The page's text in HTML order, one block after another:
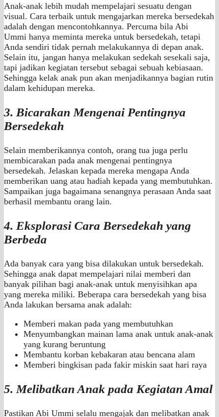
Anak-anak lebih mudah mempelajari sesuatu dengan
visual. Cara terbaik untuk mengajarkan mereka bersedekah
adalah dengan mencontohkannya. Percuma bila Abi
Ummi hanya meminta mereka untuk bersedekah, tetapi
Anda sendiri tidak pernah melakukannya di depan anak.
Selain itu, jangan hanya melakukan sedekah sesekali saja,
tapi jadikan kegiatan tersebut sebagai sebuah kebiasaan.
Sehingga kelak anak pun akan menjadikannya bagian rutin
dalam kehidupan mereka.
3. Bicarakan Mengenai Pentingnya
Bersedekah
Selain memberikannya contoh, orang tua juga perlu
membicarakan pada anak mengenai pentingnya
bersedekah. Jelaskan kepada mereka mengapa Anda
memberikan uang atau hadiah kepada yang membutuhkan.
Sampaikan juga bagaimana senangnya perasaan Anda saat
berhasil membantu orang lain.
4. Eksplorasi Cara Bersedekah yang
Berbeda
Ada banyak cara yang bisa dilakukan untuk bersedekah.
Sehingga anak dapat mempelajari nilai memberi dan
banyak pilihan bagi anak-anak untuk menyisihkan apa
yang mereka miliki. Beberapa cara bersedekah yang bisa
Anda lakukan bersama anak adalah:
Memberi makan pada yang membutuhkan
Menyumbangkan mainan lama anak untuk anak-anak
yang kurang beruntung
Membantu korban kebakaran atau bencana alam
Memberi bingkisan pada fakir miskin saat hari raya
5. Melibatkan Anak pada Kegiatan Amal
Pastikan Abi Ummi selalu mengajak dan melibatkan anak